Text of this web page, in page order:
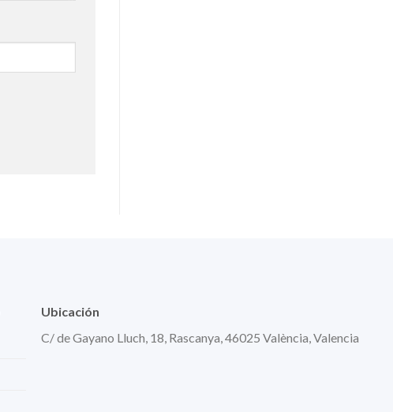
Ubicación
C/ de Gayano Lluch, 18, Rascanya, 46025 València, Valencia